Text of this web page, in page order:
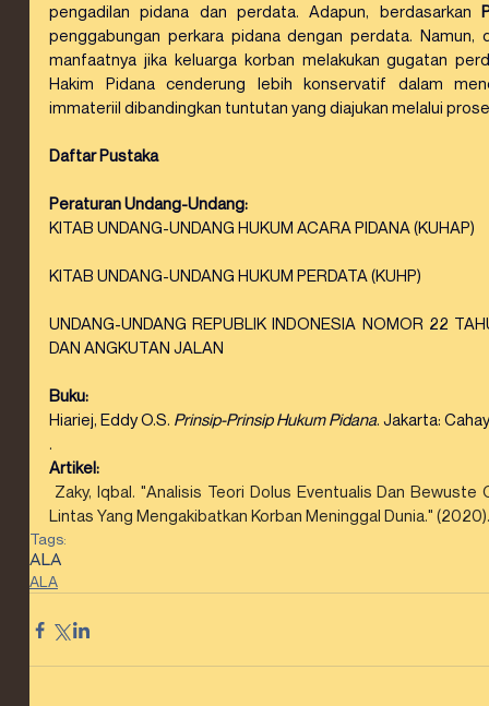
pengadilan pidana dan perdata. Adapun, berdasarkan
penggabungan perkara pidana dengan perdata. Namun,
manfaatnya jika keluarga korban melakukan gugatan
Hakim Pidana cenderung lebih konservatif dalam
immateriil dibandingkan tuntutan yang diajukan melalui
Daftar Pustaka
Peraturan Undang-Undang:
KITAB UNDANG-UNDANG HUKUM ACARA PIDANA (KUHAP)
KITAB UNDANG-UNDANG HUKUM PERDATA (KUHP)
UNDANG-UNDANG REPUBLIK INDONESIA NOMOR 22
DAN ANGKUTAN JALAN
Buku:
Hiariej, Eddy O.S. Prinsip-Prinsip Hukum Pidana. Jakarta:
.
Artikel:
Zaky, Iqbal. "Analisis Teori Dolus Eventualis Dan Bewuste
Lintas Yang Mengakibatkan Korban Meninggal Dunia." (2020).
Tags:
ALA
ALA